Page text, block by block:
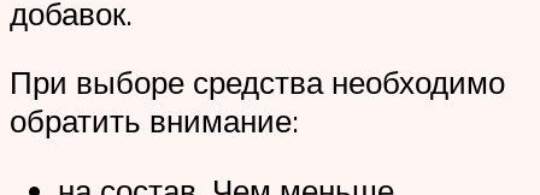
добавок.
При выборе средства необходимо
обратить внимание: